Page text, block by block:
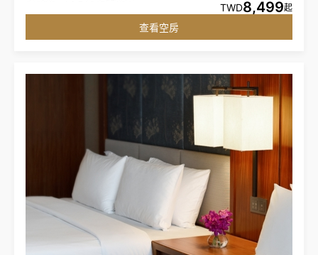
TWD8,499起
查看空房